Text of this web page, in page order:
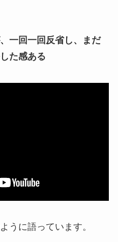
一回一回反省し、まだ
た感ある
うに語っています。